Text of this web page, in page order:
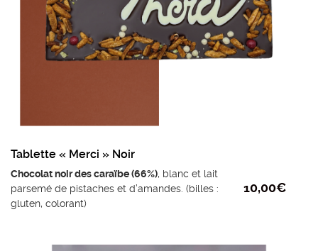
Tablette « Merci » Noir
Chocolat noir des caraïbe (66%), blanc et lait
parsemé de pistaches et d’amandes. (billes :
gluten, colorant)
10,00€